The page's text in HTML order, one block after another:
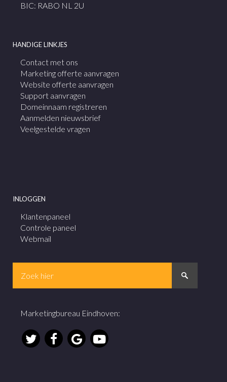
BIC: RABO NL 2U
HANDIGE LINKJES
Contact met ons
Marketing offerte aanvragen
Website offerte aanvragen
Support aanvragen
Domeinnaam registreren
Aanmelden nieuwsbrief
Veelgestelde vragen
INLOGGEN
Klantenpaneel
Controle paneel
Webmail
Marketingbureau Eindhoven: